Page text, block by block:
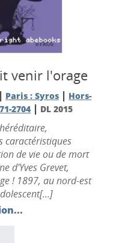
venir l'orage
| Paris : Syros | Hors-
2704 | DL 2015
caractéristiques
de vie ou de mort
d'Yves Grevet,
! 1897, au nord-est